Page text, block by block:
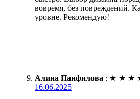
вовремя, без повреждений.
уровне. Рекомендую!
Алина Панфилова : ★ ★ ★
16.06.2025